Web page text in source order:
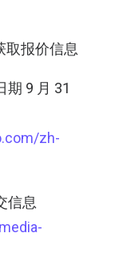
取报价信息
期 9 月 31
zh-
信息